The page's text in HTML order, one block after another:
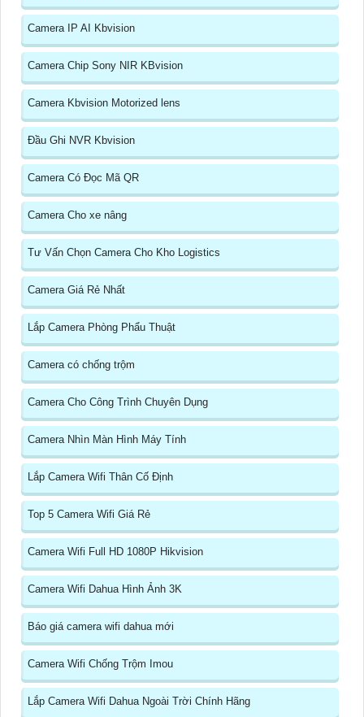
Camera IP AI Kbvision
Camera Chip Sony NIR KBvision
Camera Kbvision Motorized lens
Đầu Ghi NVR Kbvision
Camera Có Đọc Mã QR
Camera Cho xe nâng
Tư Vấn Chọn Camera Cho Kho Logistics
Camera Giá Rẻ Nhất
Lắp Camera Phòng Phẩu Thuật
Camera có chống trộm
Camera Cho Công Trình Chuyên Dụng
Camera Nhìn Màn Hình Máy Tính
Lắp Camera Wifi Thân Cố Định
Top 5 Camera Wifi Giá Rẻ
Camera Wifi Full HD 1080P Hikvision
Camera Wifi Dahua Hình Ảnh 3K
Báo giá camera wifi dahua mới
Camera Wifi Chống Trộm Imou
Lắp Camera Wifi Dahua Ngoài Trời Chính Hãng